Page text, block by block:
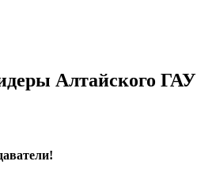
Алтайского ГАУ